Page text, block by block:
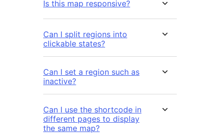
Is this map responsive?
Can I split regions into
clickable states?
Can I set a region such as
inactive?
Can I use the shortcode in
different pages to display
the same map?